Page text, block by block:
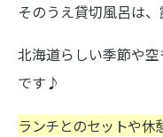
そのうえ貸切風呂は、
北海道らしい季節や
です♪
ランチとのセットや休